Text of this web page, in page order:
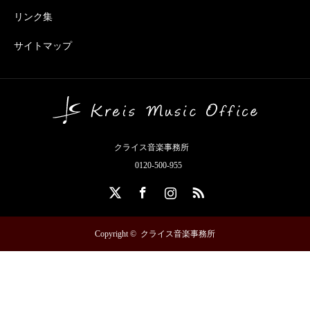
リンク集
サイトマップ
クライス音楽事務所
0120-500-955
InstagramRSS
Copyright © クライス音楽事務所